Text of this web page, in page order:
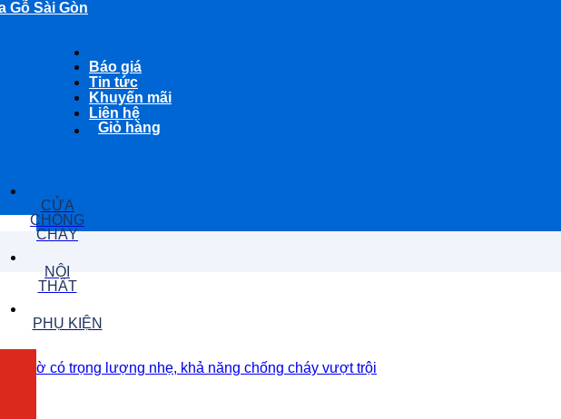
Gỗ Sài Gòn
Báo giá
Tin tức
Khuyến mãi
Liên hệ
Giỏ hàng
CỬA
CHỐNG
CHÁY
NỘI
THẤT
PHỤ KIỆN